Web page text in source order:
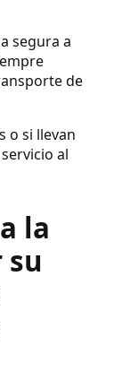
segura a
de
o si llevan
al
la
su